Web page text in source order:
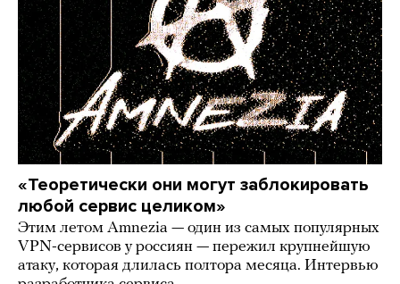
«Теоретически они могут заблокировать
любой сервис целиком»
Этим летом Amnezia — один из самых популярных
VPN-сервисов у россиян — пережил крупнейшую
атаку, которая длилась полтора месяца. Интервью